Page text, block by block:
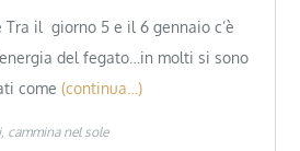
Tra il giorno 5 e il 6 gennaio c’è
del fegato…in molti si sono
come (continua…)
cammina nel sole